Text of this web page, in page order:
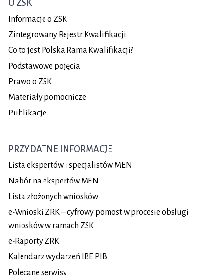
O ZSK
Informacje o ZSK
Zintegrowany Rejestr Kwalifikacji
Co to jest Polska Rama Kwalifikacji?
Podstawowe pojęcia
Prawo o ZSK
Materiały pomocnicze
Publikacje
PRZYDATNE INFORMACJE
Lista ekspertów i specjalistów MEN
Nabór na ekspertów MEN
Lista złożonych wniosków
e-Wnioski ZRK – cyfrowy pomost w procesie obsługi
wniosków w ramach ZSK
e-Raporty ZRK
Kalendarz wydarzeń IBE PIB
Polecane serwisy